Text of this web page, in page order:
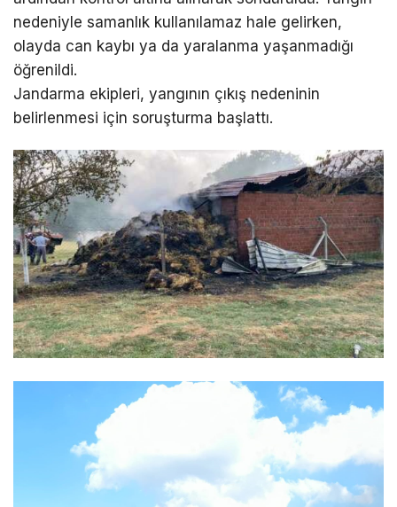
nedeniyle samanlık kullanılamaz hale gelirken,
olayda can kaybı ya da yaralanma yaşanmadığı
öğrenildi.
Jandarma ekipleri, yangının çıkış nedeninin
belirlenmesi için soruşturma başlattı.